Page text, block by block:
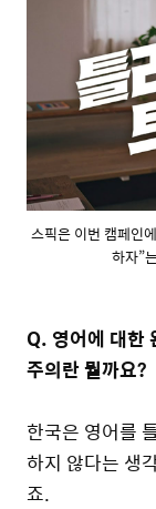
스픽은 이번 캠페인
하자”
Q. 영어에 대한
주의란 뭘까요?
한국은 영어를
하지 않다는 생
죠.